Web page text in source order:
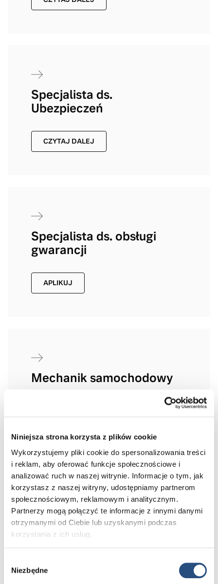
Niniejsza strona korzysta z plików cookie
Wykorzystujemy pliki cookie do spersonalizowania treści
i reklam, aby oferować funkcje społecznościowe i
analizować ruch w naszej witrynie. Informacje o tym, jak
korzystasz z naszej witryny, udostępniamy partnerom
społecznościowym, reklamowym i analitycznym.
Partnerzy mogą połączyć te informacje z innymi danymi
otrzymanymi od Ciebie lub uzyskanymi podczas
korzystania z ich usług.
zgody
Niezbędne
Specjalista ds.
Ubezpieczeń
CZYTAJ DALEJ
Specjalista ds. obsługi
gwarancji
APLIKUJ
Mechanik samochodowy
Doradca serwisowy
CZYTAJ DALEJ